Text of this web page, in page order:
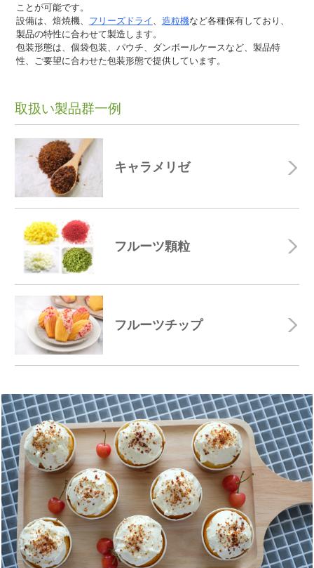
ことが可能です。
設備は、焙焼機、 フリーズドライ 造粒機など各種保有しており、
製品の特性に合わせて製造します。
包装形態は、個袋包装、パウチ、ダンボールケースなど、製品特
性、ご要望に合わせた包装形態で提供しています。
取扱い製品群一例
キャラメリゼ
フルーツ顆粒
フルーツチップ